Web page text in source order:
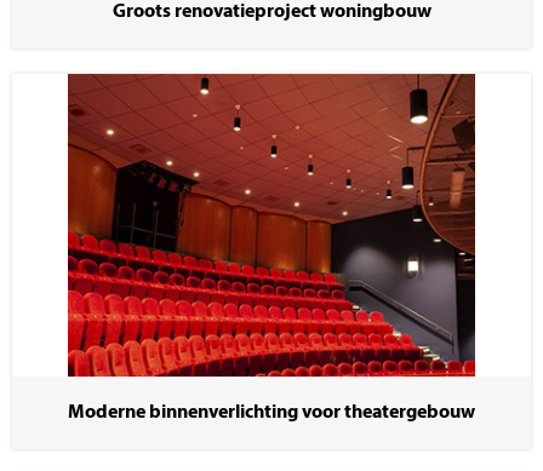
Groots renovatieproject woningbouw
Moderne binnenverlichting voor theatergebouw